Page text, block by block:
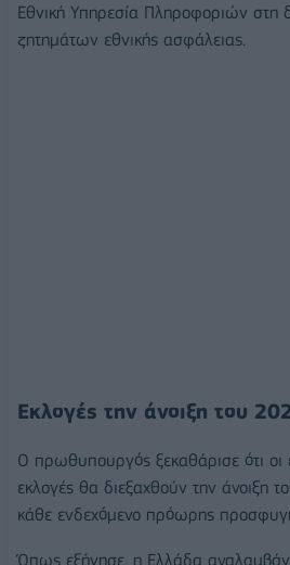
Εθνική Υπηρεσία Πληροφοριών στη
ζητημάτων εθνικής ασφάλειας.
Εκλογές την άνοιξη του
Ο πρωθυπουργός ξεκαθάρισε ότι οι
εκλογές θα διεξαχθούν την άνοιξη
κάθε ενδεχόμενο πρόωρης
Όπως εξήγησε, η Ελλάδα